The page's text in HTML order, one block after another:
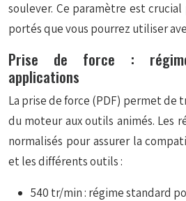
soulever. Ce paramètre est
portés que vous pourrez utiliser
Prise de force :
applications
La prise de force (PDF) permet de
du moteur aux outils animés. Les
normalisés pour assurer la
et les différents outils :
540 tr/min : régime standard